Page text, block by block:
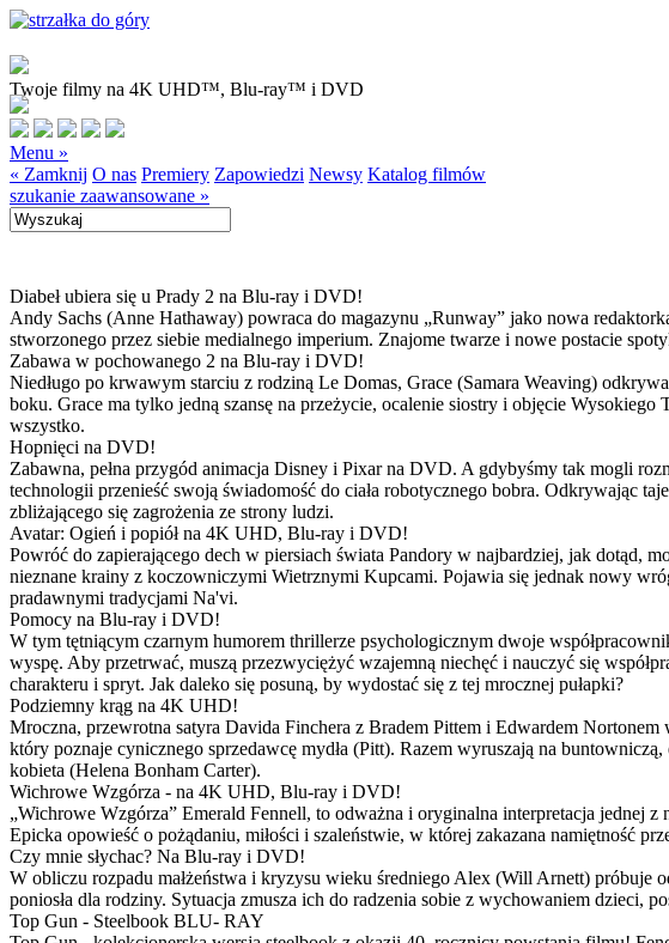
Twoje filmy na 4K UHD™, Blu-ray™ i DVD
Menu »
« Zamknij O nas Premiery Zapowiedzi Newsy Katalog filmów
szukanie zaawansowane »
Diabeł ubiera się u Prady 2 na Blu-ray i DVD!
Andy Sachs (Anne Hathaway) powraca do magazynu „Runway” jako nowa
stworzonego przez siebie medialnego imperium. Znajome twarze i nowe postacie
Zabawa w pochowanego 2 na Blu-ray i DVD!
Niedługo po krwawym starciu z rodziną Le Domas, Grace (Samara Weaving)
boku. Grace ma tylko jedną szansę na przeżycie, ocalenie siostry i objęcie
wszystko.
Hopnięci na DVD!
Zabawna, pełna przygód animacja Disney i Pixar na DVD. A gdybyśmy tak mogli
technologii przenieść swoją świadomość do ciała robotycznego bobra. Odkrywając
zbliżającego się zagrożenia ze strony ludzi.
Avatar: Ogień i popiół na 4K UHD, Blu-ray i DVD!
Powróć do zapierającego dech w piersiach świata Pandory w najbardziej, jak dotąd,
nieznane krainy z koczowniczymi Wietrznymi Kupcami. Pojawia się jednak nowy
pradawnymi tradycjami Na'vi.
Pomocy na Blu-ray i DVD!
W tym tętniącym czarnym humorem thrillerze psychologicznym dwoje
wyspę. Aby przetrwać, muszą przezwyciężyć wzajemną niechęć i nauczyć się
charakteru i spryt. Jak daleko się posuną, by wydostać się z tej mrocznej pułapki?
Podziemny krąg na 4K UHD!
Mroczna, przewrotna satyra Davida Finchera z Bradem Pittem i Edwardem
który poznaje cynicznego sprzedawcę mydła (Pitt). Razem wyruszają na
kobieta (Helena Bonham Carter).
Wichrowe Wzgórza - na 4K UHD, Blu-ray i DVD!
„Wichrowe Wzgórza” Emerald Fennell, to odważna i oryginalna interpretacja jednej
Epicka opowieść o pożądaniu, miłości i szaleństwie, w której zakazana namiętność
Czy mnie słychac? Na Blu-ray i DVD!
W obliczu rozpadu małżeństwa i kryzysu wieku średniego Alex (Will Arnett) próbuje
poniosła dla rodziny. Sytuacja zmusza ich do radzenia sobie z wychowaniem dzieci,
Top Gun - Steelbook BLU- RAY